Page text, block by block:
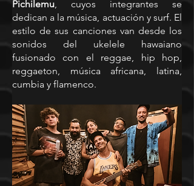
Pichilemu, cuyos integrantes se
dedican a la música, actuación y surf. El
estilo de sus canciones van desde los
sonidos del ukelele hawaiano
fusionado con el reggae, hip hop,
reggaeton, música africana, latina,
cumbia y flamenco.